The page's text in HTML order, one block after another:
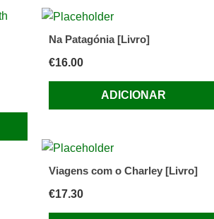
Na Patagónia [Livro]
€16.00
ADICIONAR
Viagens com o Charley [Livro]
€17.30